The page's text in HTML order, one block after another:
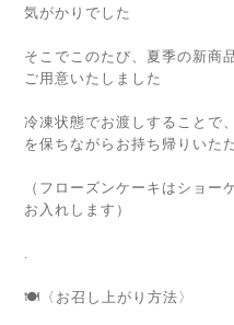
気がかりでした
そこでこのたび、夏季の新商
ご用意いたしました
冷凍状態でお渡しすることで
を保ちながらお持ち帰りいた
（フローズンケーキはショー
お入れします）
🍽〈お召し上がり方法〉